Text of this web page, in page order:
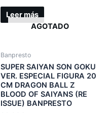
Leer más
AGOTADO
Banpresto
SUPER SAIYAN SON GOKU
VER. ESPECIAL FIGURA 20
CM DRAGON BALL Z
BLOOD OF SAIYANS (RE
ISSUE) BANPRESTO